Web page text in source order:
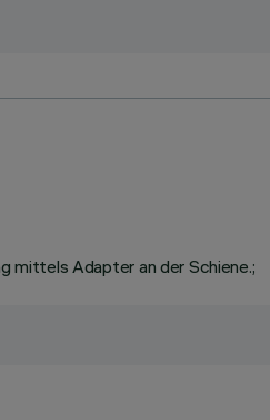
mittels Adapter an der Schiene.;